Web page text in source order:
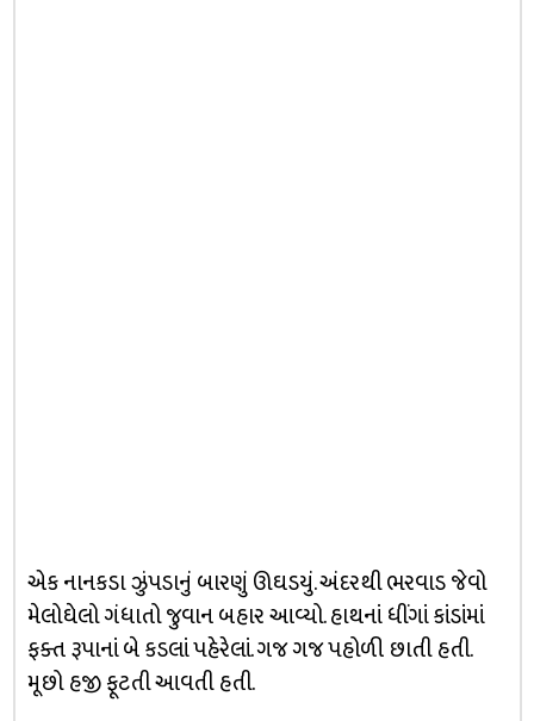
એક નાનકડા ઝુંપડાનું બારણું ઊઘડયું. અંદરથી ભરવાડ જેવો
મેલોઘેલો ગંધાતો જુવાન બહાર આવ્યો. હાથનાં ધીંગાં કાંડાંમાં
ફક્ત રૂપાનાં બે કડલાં પહેરેલાં. ગજ ગજ પહોળી છાતી હતી.
મૂછો હજી ફૂટતી આવતી હતી.